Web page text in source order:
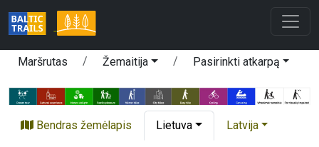
Maršrutas Žemaitija Pasirinkti atkarpą
Bendras žemėlapis Lietuva Latvija